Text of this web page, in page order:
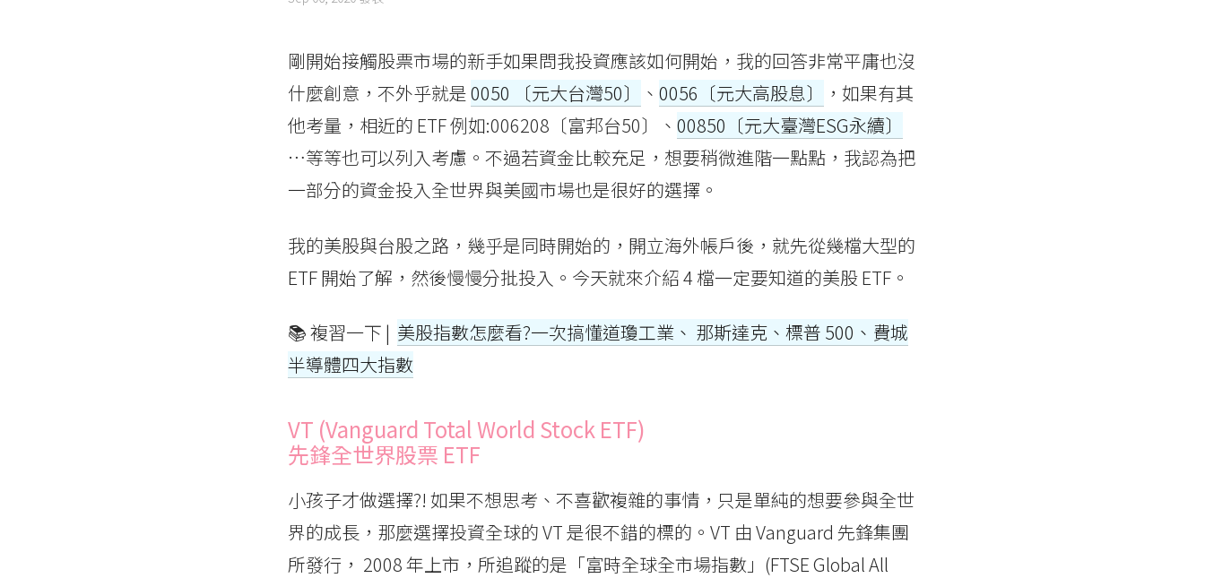
剛開始接觸股票市場的新手如果問我投資應該如何開始，我的回答非常平庸也沒
什麼創意，不外乎就是0050 〔元大台灣50〕 、 0056〔元大高股息〕
，如果有其
他考量，相近的 ETF 例如:006208〔富邦台50〕、 00850〔元大臺灣ESG永續〕
…等等也可以列入考慮。不過若資金比較充足，想要稍微進階一點點，我認為把
一部分的資金投入全世界與美國市場也是很好的選擇。
我的美股與台股之路，幾乎是同時開始的，開立海外帳戶後，就先從幾檔大型的
ETF 開始了解，然後慢慢分批投入。今天就來介紹 4 檔一定要知道的美股 ETF。
📚 複習一下 | 美股指數怎麼看?一次搞懂道瓊工業、 那斯達克、標普 500、費城
半導體四大指數
VT (Vanguard Total World Stock ETF)
先鋒全世界股票 ETF
小孩子才做選擇?! 如果不想思考、不喜歡複雜的事情，只是單純的想要參與全世
界的成長，那麼選擇投資全球的 VT 是很不錯的標的。VT 由 Vanguard 先鋒集團
所發行， 2008 年上市，所追蹤的是「富時全球全市場指數」(FTSE Global All